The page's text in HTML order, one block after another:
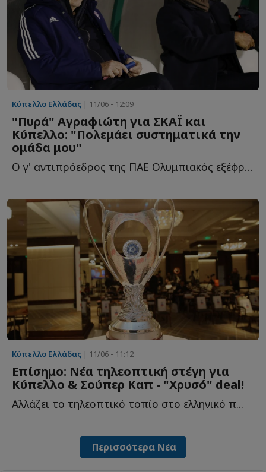
Κύπελλο Ελλάδας | 11/06 - 12:09
"Πυρά" Αγραφιώτη για ΣΚΑΪ και
Κύπελλο: "Πολεμάει συστηματικά την
ομάδα μου"
Ο γ' αντιπρόεδρος της ΠΑΕ Ολυμπιακός εξέφρασε την αντίθεσή τ...
Κύπελλο Ελλάδας | 11/06 - 11:12
Επίσημο: Νέα τηλεοπτική στέγη για
Κύπελλο & Σούπερ Καπ - "Χρυσό" deal!
Αλλάζει το τηλεοπτικό τοπίο στο ελληνικό π...
Περισσότερα Νέα